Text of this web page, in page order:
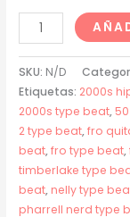
Fro!
+
Pharrell
+
The
Neptunes
+
2000s
Type
SKU: N/D
Etiquetas: 2000s
2000s type beat,
2 type beat,fro
beat,fro type beat,
timberlake type
beat, nelly type
pharrell nerd type